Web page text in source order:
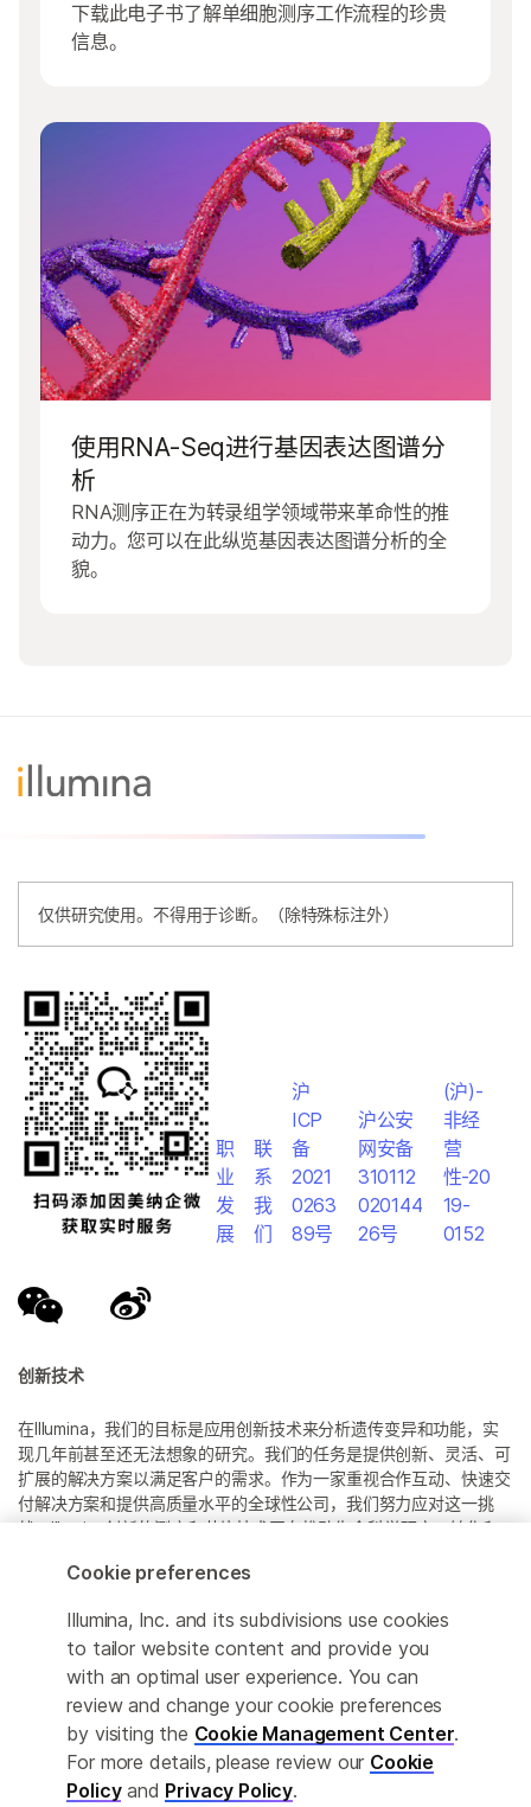
下载此电子书了解单细胞测序工作流程的珍贵
信息。
使用RNA-Seq进行基因表达图谱分
析
RNA测序正在为转录组学领域带来革命性的推
动力。您可以在此纵览基因表达图谱分析的全
貌。
仅供研究使用。不得用于诊断。（除特殊标注外）
创新技术
在Illumina，我们的目标是应用创新技术来分析遗传变异和功能，实
现几年前甚至还无法想象的研究。我们的任务是提供创新、灵活、可
扩展的解决方案以满足客户的需求。作为一家重视合作互动、快速交
付解决方案和提供高质量水平的全球性公司，我们努力应对这一挑
战。Illumina创新的测序和芯片技术正在推动生命科学研究、转化和
具体商标信息，请参见
www.illumina.com.cn/company/legal.html。
Cookie Management Center
隐私政策
职
业
发
展
联
系
我
们
沪
ICP
备
2021
0263
89号
沪公安
网安备
310112
020144
26号
(沪)-
非经
营
性-20
19-
0152
Cookie preferences
Illumina, Inc. and its subdivisions use cookies
to tailor website content and provide you
with an optimal user experience. You can
review and change your cookie preferences
by visiting the Cookie Management Center.
For more details, please review our Cookie
Policyand Privacy Policy.